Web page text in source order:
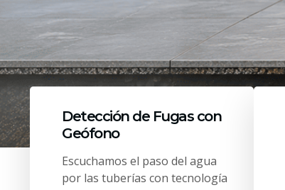
Detección de Fugas con
Geófono
Escuchamos el paso del agua
por las tuberías con tecnología